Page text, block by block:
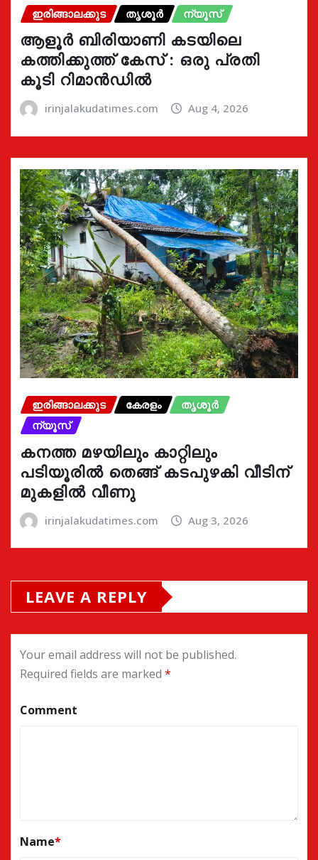
ഇരിങ്ങാലക്കുട തൃശൂർ ന്യൂസ്
ആളൂർ ബിരിയാണി കടയിലെ
കത്തിക്കുത്ത് കേസ് : ഒരു പ്രതി
കൂടി റിമാൻഡിൽ
irinjalakudatimes.com Aug 4, 2026
ഇരിങ്ങാലക്കുട കേരളം
തൃശൂർ
ന്യൂസ്
കനത്ത മഴയിലും കാറ്റിലും
പടിയൂരിൽ തെങ്ങ് കടപുഴകി വീടിന്
മുകളിൽ വീണു
irinjalakudatimes.com Aug 3, 2026
LEAVE A REPLY
Your email address will not be published.
Required fields are marked *
Comment
Name*